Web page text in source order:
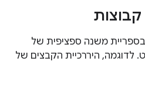
משנה ספציפית של
לדוגמה, היררכיית הקבצים של